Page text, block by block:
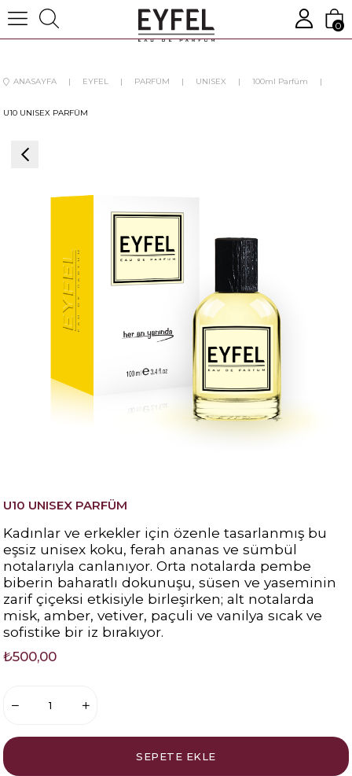
0
ANASAYFA EYFEL PARFÜM UNISEX 100ml Parfüm
U10 UNISEX PARFÜM
U10 UNISEX PARFÜM
Kadınlar ve erkekler için özenle tasarlanmış bu
eşsiz unisex koku, ferah ananas ve sümbül
notalarıyla canlanıyor. Orta notalarda pembe
biberin baharatlı dokunuşu, süsen ve yaseminin
zarif çiçeksi etkisiyle birleşirken; alt notalarda
misk, amber, vetiver, paçuli ve vanilya sıcak ve
sofistike bir iz bırakıyor.
₺500,00